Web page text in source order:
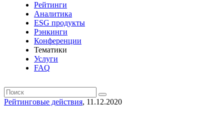
Рейтинги
Аналитика
ESG продукты
Рэнкинги
Конференции
Тематики
Услуги
FAQ
Рейтинговые действия, 11.12.2020